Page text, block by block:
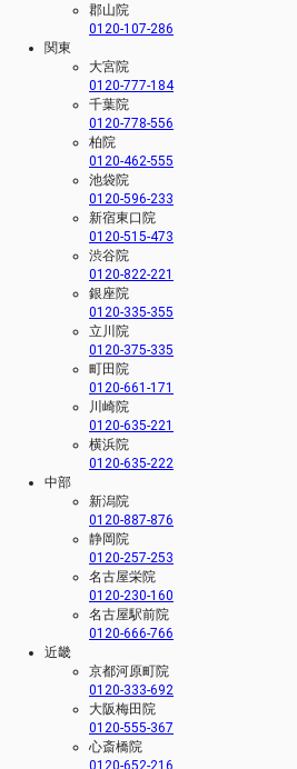
郡山院
0120-107-286
関東
大宮院
0120-777-184
千葉院
0120-778-556
柏院
0120-462-555
池袋院
0120-596-233
新宿東口院
0120-515-473
渋谷院
0120-822-221
銀座院
0120-335-355
立川院
0120-375-335
町田院
0120-661-171
川崎院
0120-635-221
横浜院
0120-635-222
中部
新潟院
0120-887-876
静岡院
0120-257-253
名古屋栄院
0120-230-160
名古屋駅前院
0120-666-766
近畿
京都河原町院
0120-333-692
大阪梅田院
0120-555-367
心斎橋院
0120-652-216